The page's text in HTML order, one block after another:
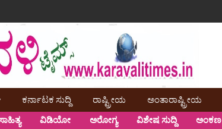
ಕರ್ನಾಟಕ ಸುದ್ದಿ ರಾಷ್ಟ್ರೀಯ ಅಂತಾರಾಷ್ಟ್ರೀಯ
ವಿಡಿಯೋ ಅರೋಗ್ಯ ವಿಶೇಷ ಸುದ್ದಿ ಅಂಕಣ